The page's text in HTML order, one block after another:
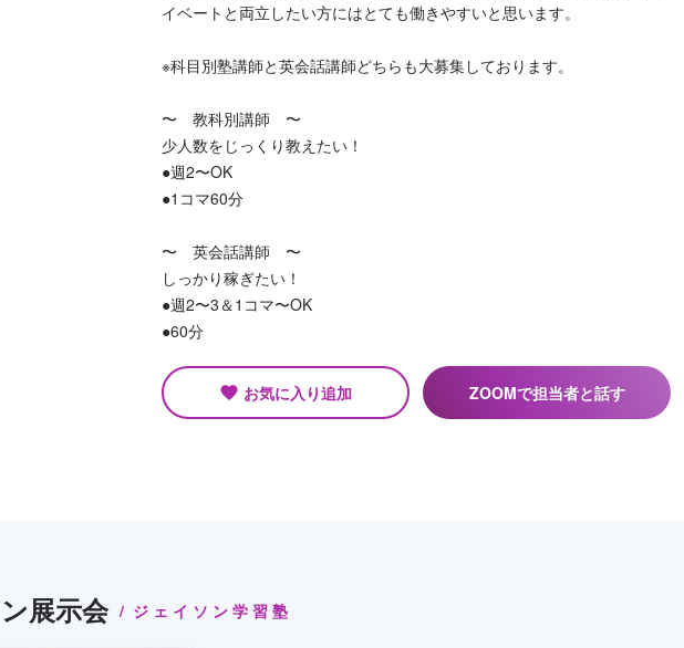
イベートと両立したい方にはとても働きやすいと思います。
※科目別塾講師と英会話講師どちらも大募集しております。
〜 教科別講師 〜
少人数をじっくり教えたい！
●週2〜OK
●1コマ60分
〜 英会話講師 〜
しっかり稼ぎたい！
●週2〜3＆1コマ〜OK
●60分
favorite お気に入り追加 ZOOMで担当者と話す
展示会 ジェイソン学習塾